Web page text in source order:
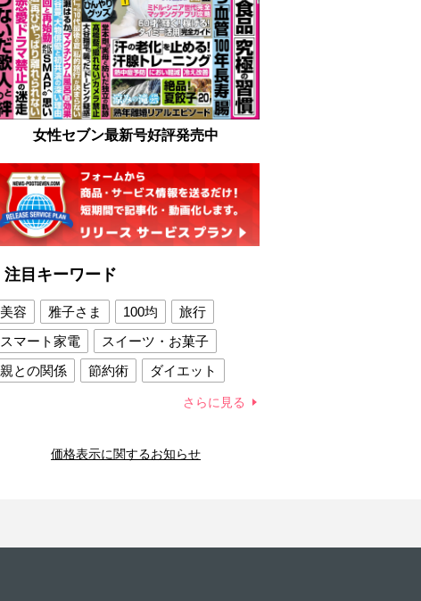
女性セブン最新号好評発売中
注目キーワード
美容 雅子さま 100均
旅行
スマート家電
スイーツ・お菓子
親との関係
節約術
ダイエット
夫との関係
新津春子 どか食い
さらに見る
価格表示に関するお知らせ